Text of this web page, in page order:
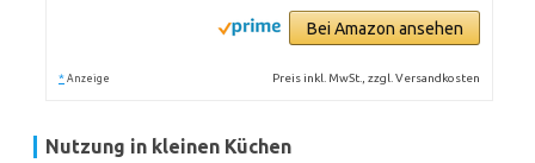
Bei Amazon ansehen
* Anzeige Preis inkl. MwSt., zzgl. Versandkosten
Nutzung in kleinen Küchen